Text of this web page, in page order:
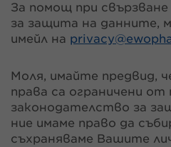
За помощ при
за защита на данните,
имейл на privacy@
Моля, имайте предвид,
права са ограничени
законодателство за
ние имаме право да
съхраняваме Вашите